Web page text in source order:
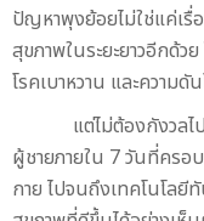
ปัญหาพุงย้อยไม่ใช่แค่เรื่
สุขภาพในระยะยาวอีกด้วย
โรคเบาหวาน และความดั
แต่ไม่ต้องกังวลไ
ผู้ชายภายใน 7 วันที่ครอ
กาย ไปจนถึงเทคโนโล